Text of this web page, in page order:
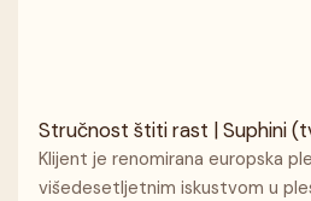
Stručnost štiti rast | Suphini
Panlong) osnažuje
plesne institucije
Klijent je renomirana europska
višedesetljetnim iskustvom u